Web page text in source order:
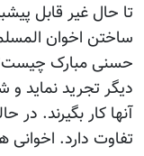
تا حال غیر قابل
ساختن اخوان
حسنی مبارک چیست؟
دیگر تجرید نماید و
آنها کار بگیرند. در
تفاوت دارد.